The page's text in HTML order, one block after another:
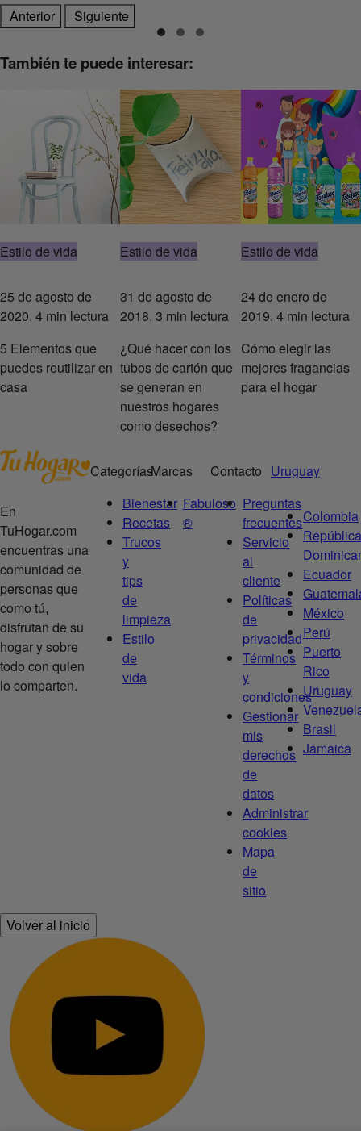
Anterior
Siguiente
También te puede interesar:
Estilo de vida
25 de agosto de
2020, 4 min lectura
5 Elementos que
puedes reutilizar en
casa
Estilo de vida
31 de agosto de
2018, 3 min lectura
¿Qué hacer con los
tubos de cartón que
se generan en
nuestros hogares
como desechos?
Estilo de vida
24 de enero de
2019, 4 min lectura
Cómo elegir las
mejores fragancias
para el hogar
En
TuHogar.com
encuentras una
comunidad de
personas que
como tú,
disfrutan de su
hogar y sobre
todo con quien
lo comparten.
Categorías
Bienestar
Recetas
Trucos
y
tips
de
limpieza
Estilo
de
vida
Marcas
Fabuloso
®
Contacto
Preguntas
frecuentes
Servicio
al
cliente
Políticas
de
privacidad
Términos
y
condiciones
Gestionar
mis
derechos
de
datos
Administrar
cookies
Mapa
de
sitio
Uruguay
Colombia
República
Ecuador
México
Perú
Puerto
Rico
Uruguay
Brasil
Jamaica
Volver al inicio